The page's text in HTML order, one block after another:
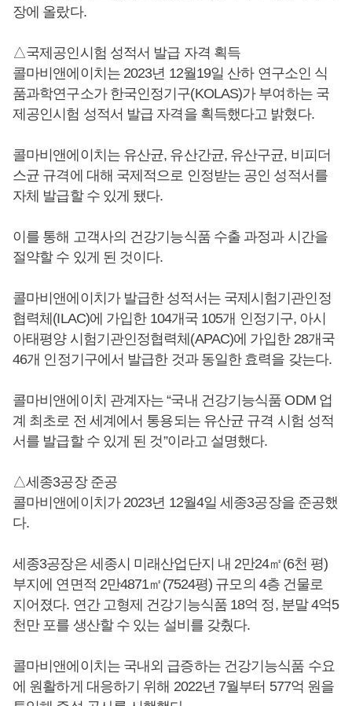
장에 올랐다.
△국제공인시험 성적서 발급 자격 획득
콜마비앤에이치는 2023년 12월19일 산하 연구소인 식
품과학연구소가 한국인정기구(KOLAS)가 부여하는 국
제공인시험 성적서 발급 자격을 획득했다고 밝혔다.
콜마비앤에이치는 유산균, 유산간균, 유산구균, 비피더
스균 규격에 대해 국제적으로 인정받는 공인 성적서를
자체 발급할 수 있게 됐다.
이를 통해 고객사의 건강기능식품 수출 과정과 시간을
절약할 수 있게 된 것이다.
콜마비앤에이치가 발급한 성적서는 국제시험기관인정
협력체(ILAC)에 가입한 104개국 105개 인정기구, 아시
아태평양 시험기관인정협력체(APAC)에 가입한 28개국
46개 인정기구에서 발급한 것과 동일한 효력을 갖는다.
콜마비앤에이치 관계자는 “국내 건강기능식품 ODM 업
계 최초로 전 세계에서 통용되는 유산균 규격 시험 성적
서를 발급할 수 있게 된 것”이라고 설명했다.
△세종3공장 준공
콜마비앤에이치가 2023년 12월4일 세종3공장을 준공했
다.
세종3공장은 세종시 미래산업단지 내 2만24㎡(6천 평)
부지에 연면적 2만4871㎡(7524평) 규모의 4층 건물로
지어졌다. 연간 고형제 건강기능식품 18억 정, 분말 4억5
천만 포를 생산할 수 있는 설비를 갖췄다.
콜마비앤에이치는 국내외 급증하는 건강기능식품 수요
에 원활하게 대응하기 위해 2022년 7월부터 577억 원을